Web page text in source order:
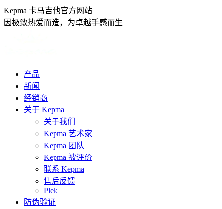
跳
转
Kepma 卡马吉他官方网站
因极致热爱而造，为卓越手感而生
产品
新闻
经销商
关于 Kepma
关于我们
Kepma 艺术家
Kepma 团队
Kepma 被评价
联系 Kepma
售后反馈
Plek
防伪验证